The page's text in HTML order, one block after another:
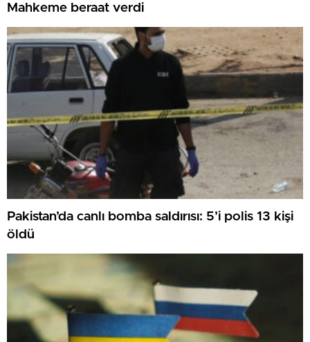
Mahkeme beraat verdi
Pakistan’da canlı bomba saldırısı: 5’i polis 13 kişi
öldü